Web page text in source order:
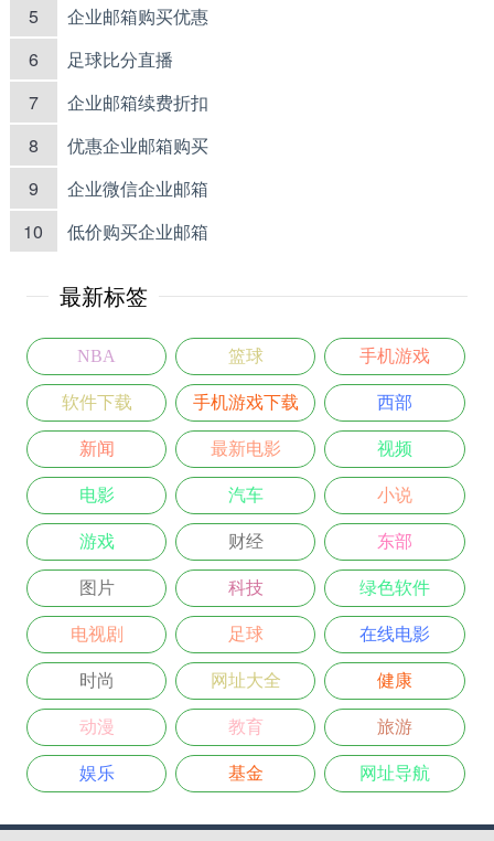
5
企业邮箱购买优惠
6
足球比分直播
7
企业邮箱续费折扣
8
优惠企业邮箱购买
9
企业微信企业邮箱
10
低价购买企业邮箱
最新标签
NBA 篮球 手机游戏
软件下载 手机游戏下载 西部
新闻 最新电影 视频
电影 汽车 小说
游戏 财经 东部
图片 科技 绿色软件
电视剧 足球 在线电影
时尚 网址大全 健康
动漫 教育 旅游
娱乐 基金 网址导航